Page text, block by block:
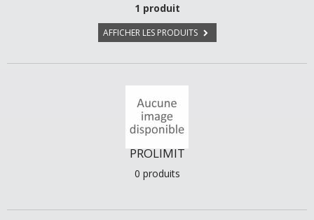
1 produit
AFFICHER LES PRODUITS
PROLIMIT
0 produits